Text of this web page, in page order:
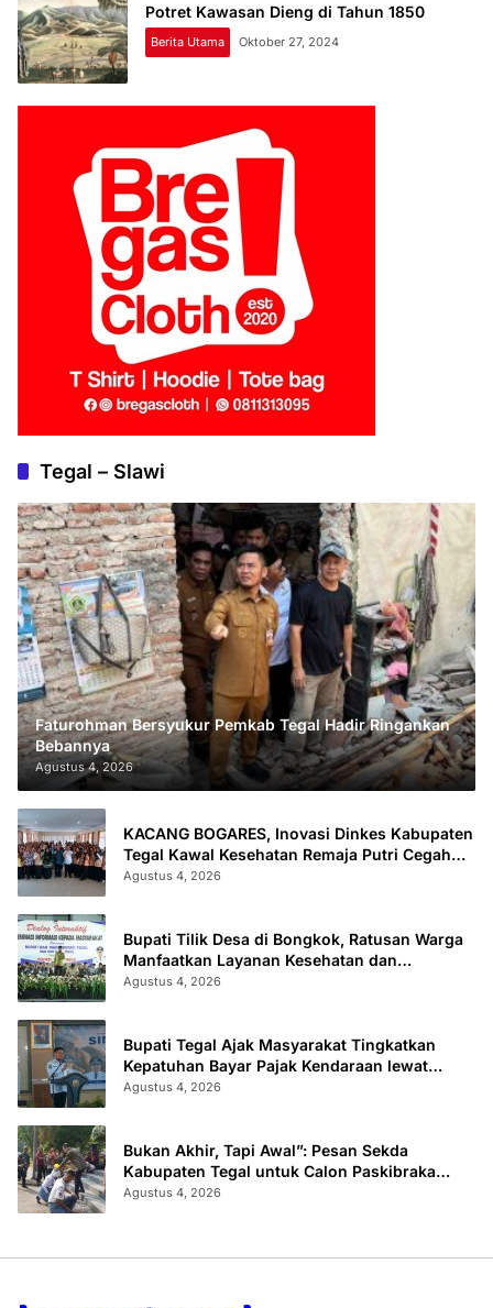
Potret Kawasan Dieng di Tahun 1850
Berita Utama Oktober 27, 2024
Tegal – Slawi
Faturohman Bersyukur Pemkab Tegal Hadir Ringankan
Bebannya
Agustus 4, 2026
KACANG BOGARES, Inovasi Dinkes Kabupaten
Tegal Kawal Kesehatan Remaja Putri Cegah
Stunting
Agustus 4, 2026
Bupati Tilik Desa di Bongkok, Ratusan Warga
Manfaatkan Layanan Kesehatan dan
Administrasi
Agustus 4, 2026
Bupati Tegal Ajak Masyarakat Tingkatkan
Kepatuhan Bayar Pajak Kendaraan lewat
“TULUS NGOPENI”
Agustus 4, 2026
Bukan Akhir, Tapi Awal”: Pesan Sekda
Kabupaten Tegal untuk Calon Paskibraka
2026
Agustus 4, 2026